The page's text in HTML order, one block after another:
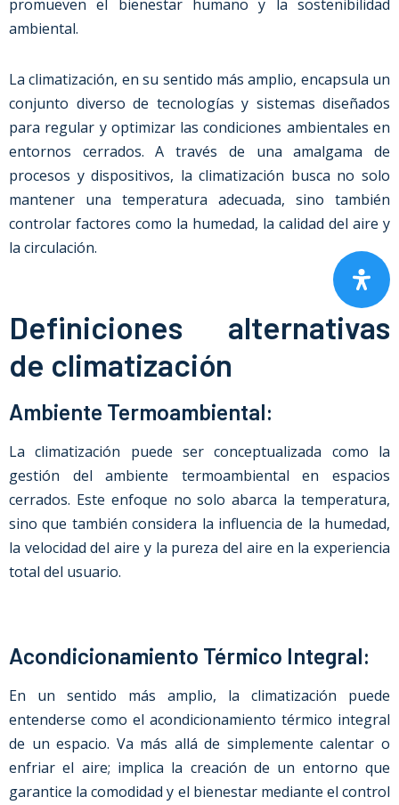
promueven el bienestar humano y la sostenibilidad
ambiental.
La climatización, en su sentido más amplio, encapsula un
conjunto diverso de tecnologías y sistemas diseñados
para regular y optimizar las condiciones ambientales en
entornos cerrados. A través de una amalgama de
procesos y dispositivos, la climatización busca no solo
mantener una temperatura adecuada, sino también
controlar factores como la humedad, la calidad del aire y
la circulación.
Definiciones alternativas
de climatización
Ambiente Termoambiental:
La climatización puede ser conceptualizada como la
gestión del ambiente termoambiental en espacios
cerrados. Este enfoque no solo abarca la temperatura,
sino que también considera la influencia de la humedad,
la velocidad del aire y la pureza del aire en la experiencia
total del usuario.
Acondicionamiento Térmico Integral:
En un sentido más amplio, la climatización puede
entenderse como el acondicionamiento térmico integral
de un espacio. Va más allá de simplemente calentar o
enfriar el aire; implica la creación de un entorno que
garantice la comodidad y el bienestar mediante el control